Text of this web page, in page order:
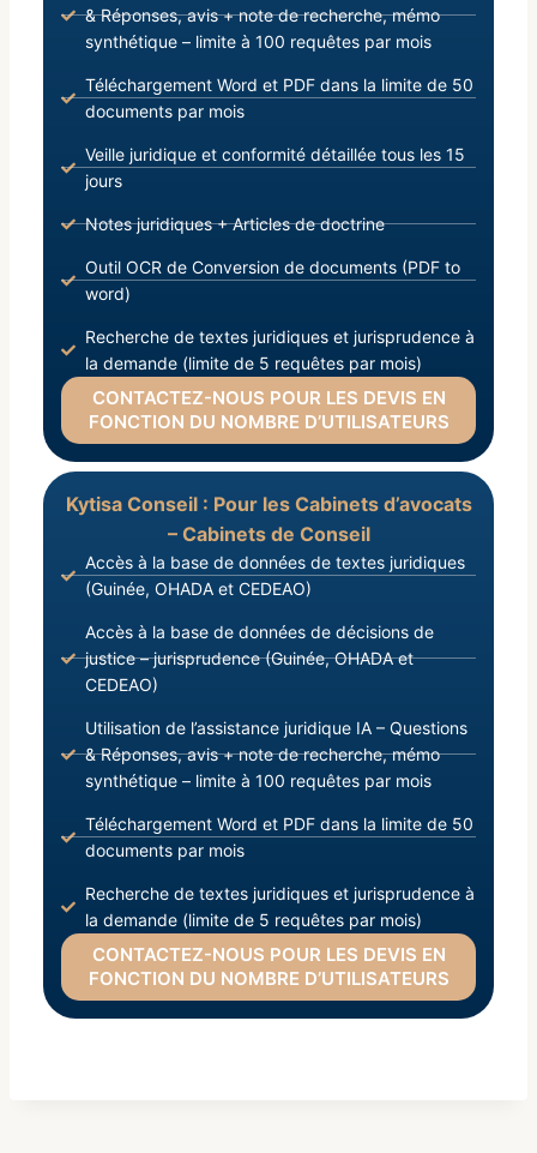
& Réponses, avis + note de recherche, mémo
synthétique – limite à 100 requêtes par mois
Téléchargement Word et PDF dans la limite de 50
documents par mois
Veille juridique et conformité détaillée tous les 15
jours
Notes juridiques + Articles de doctrine
Outil OCR de Conversion de documents (PDF to
word)
Recherche de textes juridiques et jurisprudence à
la demande (limite de 5 requêtes par mois)
CONTACTEZ-NOUS POUR LES DEVIS EN
FONCTION DU NOMBRE D’UTILISATEURS
Kytisa Conseil : Pour les Cabinets d’avocats
– Cabinets de Conseil
Accès à la base de données de textes juridiques
(Guinée, OHADA et CEDEAO)
Accès à la base de données de décisions de
justice – jurisprudence (Guinée, OHADA et
CEDEAO)
Utilisation de l’assistance juridique IA – Questions
& Réponses, avis + note de recherche, mémo
synthétique – limite à 100 requêtes par mois
Téléchargement Word et PDF dans la limite de 50
documents par mois
Recherche de textes juridiques et jurisprudence à
la demande (limite de 5 requêtes par mois)
CONTACTEZ-NOUS POUR LES DEVIS EN
FONCTION DU NOMBRE D’UTILISATEURS